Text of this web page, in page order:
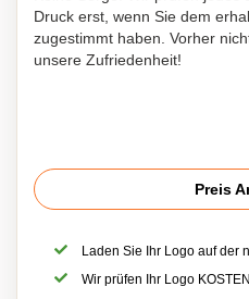
Druck erst, wenn Sie dem
zugestimmt haben. Vorher
unsere Zufriedenheit!
Preis
Laden Sie Ihr Logo auf der
Wir prüfen Ihr Logo